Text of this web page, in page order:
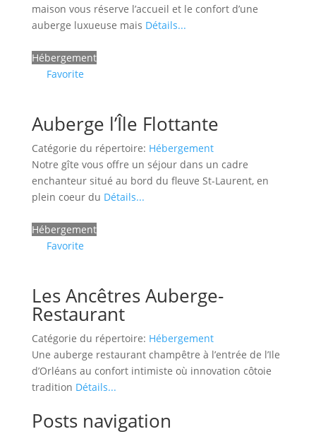
maison vous réserve l’accueil et le confort d’une
auberge luxueuse mais Détails...
Hébergement
Favorite
Auberge l’Île Flottante
Catégorie du répertoire: Hébergement
Notre gîte vous offre un séjour dans un cadre
enchanteur situé au bord du fleuve St-Laurent, en
plein coeur du Détails...
Hébergement
Favorite
Les Ancêtres Auberge-
Restaurant
Catégorie du répertoire: Hébergement
Une auberge restaurant champêtre à l’entrée de l’Ile
d’Orléans au confort intimiste où innovation côtoie
tradition Détails...
Posts navigation